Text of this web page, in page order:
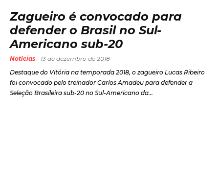
Zagueiro é convocado para
defender o Brasil no Sul-
Americano sub-20
Notícias
13 de dezembro de 2018
Destaque do Vitória na temporada 2018, o zagueiro Lucas Ribeiro
foi convocado pelo treinador Carlos Amadeu para defender a
Seleção Brasileira sub-20 no Sul-Americano da...